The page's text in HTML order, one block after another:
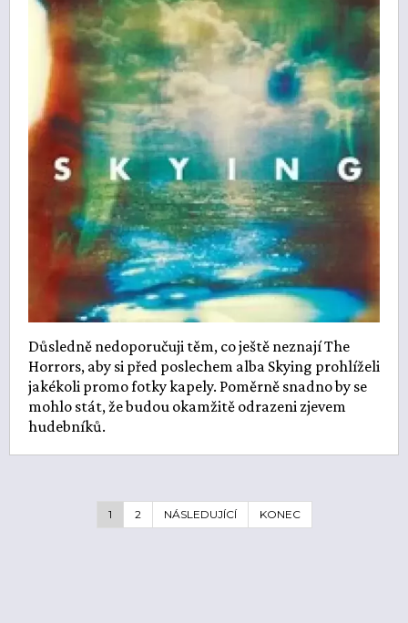
Důsledně nedoporučuji těm, co ještě neznají The
Horrors, aby si před poslechem alba Skying prohlíželi
jakékoli promo fotky kapely. Poměrně snadno by se
mohlo stát, že budou okamžitě odrazeni zjevem
hudebníků.
1 2 NÁSLEDUJÍCÍ KONEC